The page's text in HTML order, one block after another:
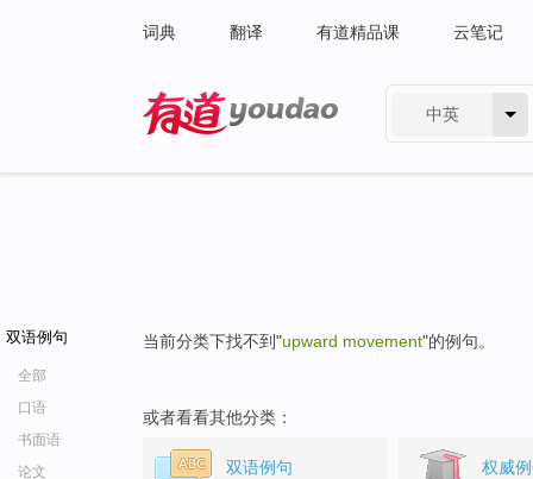
词典 翻译 有道精品课 云笔记
中英
双语例句
全部
口语
书面语
论文
当前分类下找不到"upward movement"的例句。
或者看看其他分类：
双语例句 权威